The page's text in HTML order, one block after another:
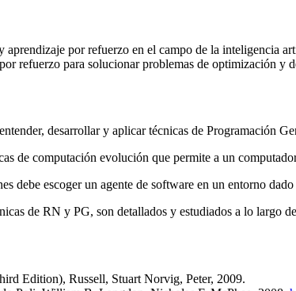
por refuerzo en el campo de la inteligencia
refuerzo para solucionar problemas de optimización y
desarrollar y aplicar técnicas de Programación
de computación evolución que permite a un
debe escoger un agente de software en un entorno
de RN y PG, son detallados y estudiados a lo largo
Edition), Russell, Stuart Norvig, Peter, 2009.